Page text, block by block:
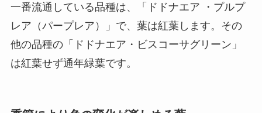
一番流通している品種は、「ドドナエア ・プルプ
レア（パープレア）」で、葉は紅葉します。その
他の品種の「ドドナエア・ビスコーサグリーン」
は紅葉せず通年緑葉です。